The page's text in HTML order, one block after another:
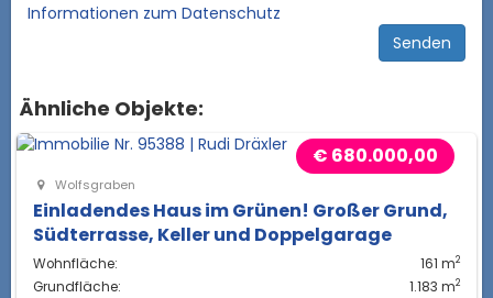
Informationen zum Datenschutz
Ähnliche Objekte:
€ 680.000,00
Wolfsgraben
Einladendes Haus im Grünen! Großer Grund,
Südterrasse, Keller und Doppelgarage
Wohnfläche: 161 m2
Grundfläche: 1.183 m2